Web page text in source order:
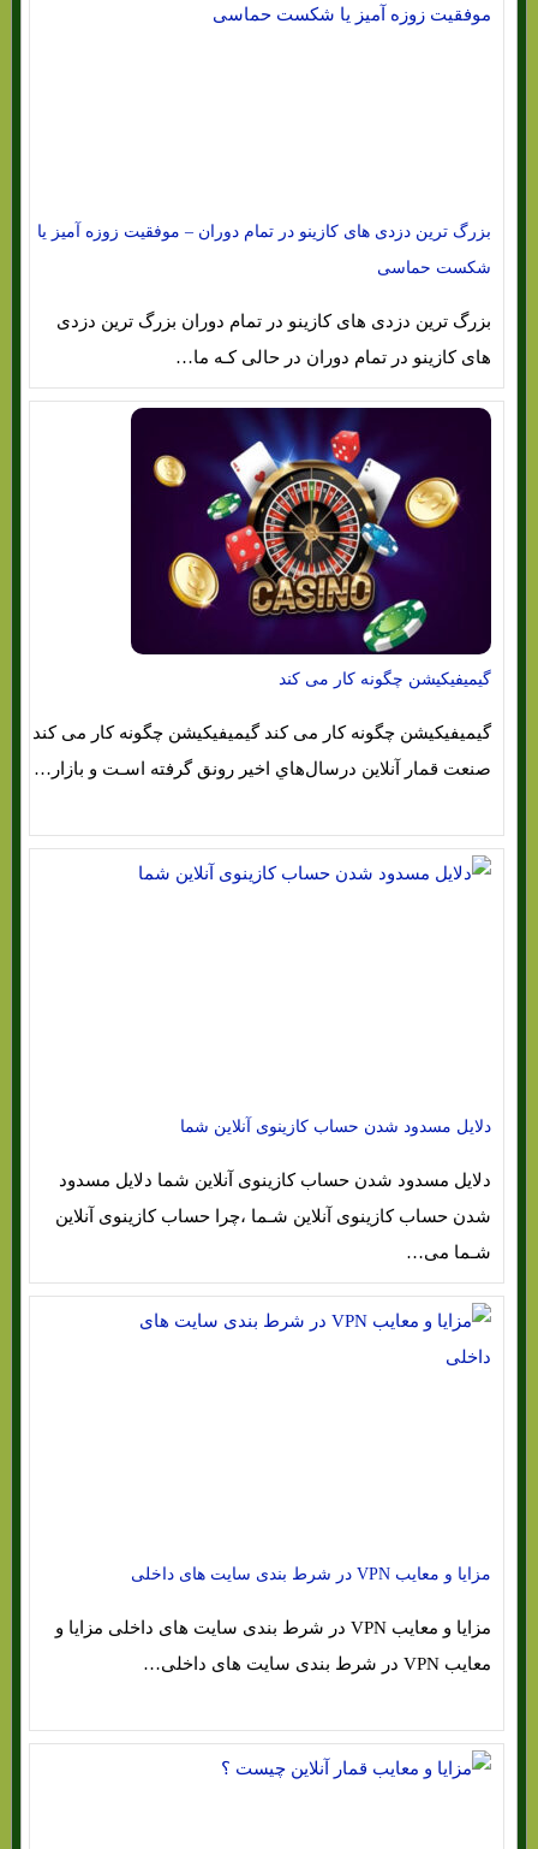
بزرگ ترین دزدی های کازینو در تمام دوران – موفقیت زوزه آمیز یا
شکست حماسی
بزرگ ترین دزدی های کازینو در تمام دوران بزرگ ترین دزدی
های کازینو در تمام دوران در حالی کـه ما…
گیمیفیکیشن چگونه کار می کند
گیمیفیکیشن چگونه کار می کند گیمیفیکیشن چگونه کار می کند
صنعت قمار آنلاین درسال‌هاي‌ اخیر رونق گرفته اسـت و بازار…
دلایل مسدود شدن حساب کازینوی آنلاین شما
دلایل مسدود شدن حساب کازینوی آنلاین شما دلایل مسدود
شدن حساب کازینوی آنلاین شـما ،چرا حساب کازینوی آنلاین
شـما می…
مزایا و معایب VPN در شرط بندی سایت های داخلی
مزایا و معایب VPN در شرط بندی سایت های داخلی مزایا و
معایب VPN در شرط بندی سایت های داخلی…